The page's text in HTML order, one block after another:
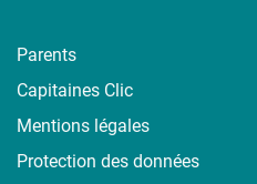
Parents
Capitaines Clic
Mentions légales
Protection des données